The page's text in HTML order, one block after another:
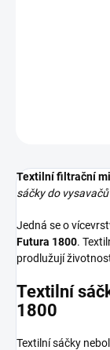
Textilní filtrační
sáčky do vysavačů
Jedná se o
Futura 1800.
prodlužují
Textilní
1800
Textilní sáčky